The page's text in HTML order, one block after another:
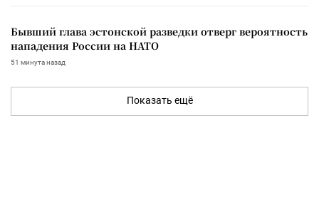
Бывший глава эстонской разведки отверг вероятность
нападения России на НАТО
51 минута назад
Показать ещё